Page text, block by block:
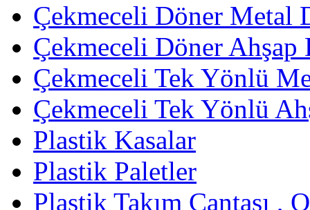
Çekmeceli Döner Metal
Çekmeceli Döner Ahşap
Çekmeceli Tek Yönlü
Çekmeceli Tek Yönlü
Plastik Kasalar
Plastik Paletler
Plastik Takım Çantası ,